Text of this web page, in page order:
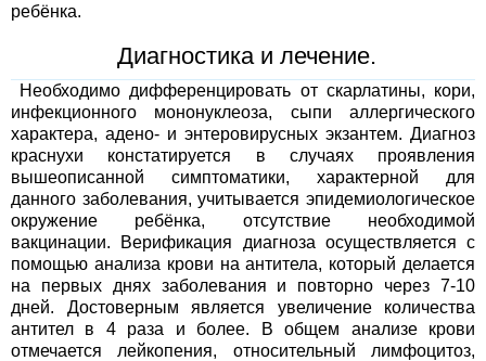
ребёнка.
Диагностика и лечение.
Необходимо дифференцировать от скарлатины, кори,
инфекционного мононуклеоза, сыпи аллергического
характера, адено- и энтеровирусных экзантем. Диагноз
краснухи констатируется в случаях проявления
вышеописанной симптоматики, характерной для
данного заболевания, учитывается эпидемиологическое
окружение ребёнка, отсутствие необходимой
вакцинации. Верификация диагноза осуществляется с
помощью анализа крови на антитела, который делается
на первых днях заболевания и повторно через 7-10
дней. Достоверным является увеличение количества
антител в 4 раза и более. В общем анализе крови
отмечается лейкопения, относительный лимфоцитоз,